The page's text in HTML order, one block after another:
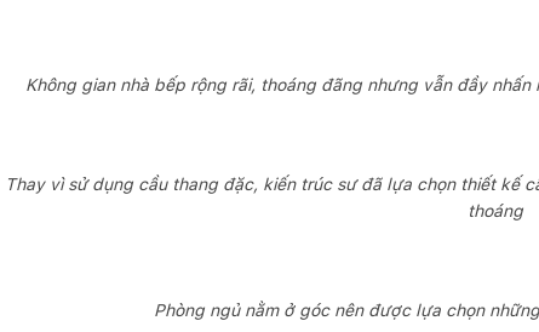
Không gian nhà bếp rộng rãi, thoáng đãng nhưng vẫn đầy
Thay vì sử dụng cầu thang đặc, kiến trúc sư đã lựa chọn thiết kế
thoáng
Phòng ngủ nằm ở góc nên được lựa chọn